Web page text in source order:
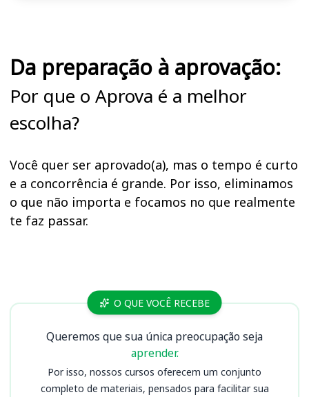
Da preparação à aprovação:
Por que o Aprova é a melhor
escolha?
Você quer ser aprovado(a), mas o tempo é curto
e a concorrência é grande. Por isso, eliminamos
o que não importa e focamos no que realmente
te faz passar.
Cursos O QUE VOCÊ RECEBE
Queremos que sua única preocupação seja
aprender.
Por isso, nossos cursos oferecem um conjunto
completo de materiais, pensados para facilitar sua